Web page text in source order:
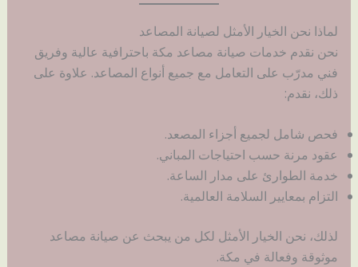
لماذا نحن الخيار الأمثل لصيانة المصاعد
نحن نقدم خدمات صيانة مصاعد مكة باحترافية عالية وفريق
فني مدرّب على التعامل مع جميع أنواع المصاعد. علاوة على
ذلك، نقدم:
فحص شامل لجميع أجزاء المصعد.
عقود مرنة حسب احتياجات المباني.
خدمة الطوارئ على مدار الساعة.
التزام بمعايير السلامة العالمية.
لذلك، نحن الخيار الأمثل لكل من يبحث عن صيانة مصاعد
موثوقة وفعالة في مكة.